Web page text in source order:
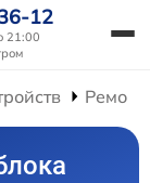
12
21:00